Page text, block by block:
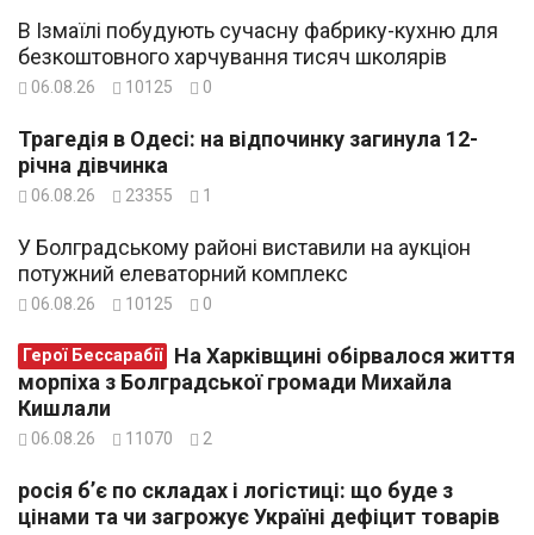
В Ізмаїлі побудують сучасну фабрику-кухню для
безкоштовного харчування тисяч школярів
06.08.26 10125 0
Трагедія в Одесі: на відпочинку загинула 12-
річна дівчинка
06.08.26 23355 1
У Болградському районі виставили на аукціон
потужний елеваторний комплекс
06.08.26 10125 0
Герої Бессарабії
морпіха з Болградської громади Михайла
Кишлали
06.08.26 11070 2
росія б’є по складах і логістиці: що буде з
цінами та чи загрожує Україні дефіцит товарів